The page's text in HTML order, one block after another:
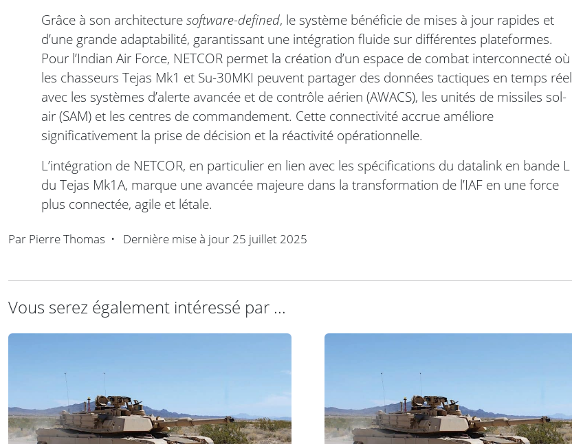
Grâce à son architecturesoftware-defined, le système bénéficie de mises à jour rapides et
d’une grande adaptabilité, garantissant une intégration fluide sur différentes plateformes.
Pour l’Indian Air Force, NETCOR permet la création d’un espace de combat interconnecté où
les chasseurs Tejas Mk1 et Su-30MKI peuvent partager des données tactiques en temps réel
avec les systèmes d’alerte avancée et de contrôle aérien (AWACS), les unités de missiles sol-
air (SAM) et les centres de commandement. Cette connectivité accrue améliore
significativement la prise de décision et la réactivité opérationnelle.
L’intégration de NETCOR, en particulier en lien avec les spécifications du datalink en bande L
du Tejas Mk1A, marque une avancée majeure dans la transformation de l’IAF en une force
plus connectée, agile et létale.
Par Pierre Thomas • Dernière mise à jour 25 juillet 2025
Vous serez également intéressé par ...